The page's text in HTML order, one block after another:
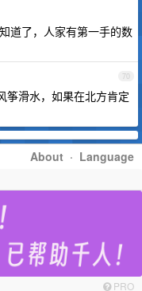
道了，人家有第一手的数
70
筝滑水，如果在北方肯定
About · Language
PRO